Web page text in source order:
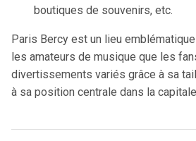
boutiques de souvenirs, etc.
Paris Bercy est un lieu
les amateurs de musique que les
divertissements variés grâce à sa
à sa position centrale dans la